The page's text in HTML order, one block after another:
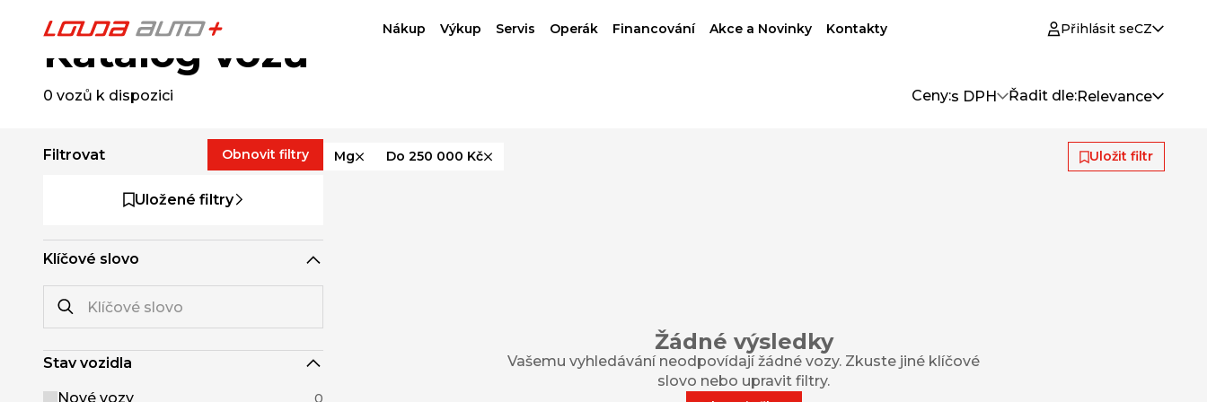
Nákup Výkup Servis Operák Financování Akce a Novinky Kontakty Přihlásit seCZ
Katalog vozů
0 vozů k dispozici Ceny:s DPH Řadit dle:Relevance
Filtrovat Obnovit filtry
Uložené filtry
Klíčové slovo
Stav vozidla
Nové vozy 0
Mg Do 250 000 Kč Uložit filtr
Žádné výsledky
Vašemu vyhledávání neodpovídají žádné vozy. Zkuste jiné klíčové
slovo nebo upravit filtry.